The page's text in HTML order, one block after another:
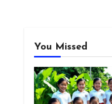
You Missed